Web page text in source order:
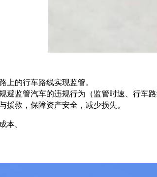
的行车路线实现监管。
监管汽车的违规行为（监管时速、行车路
救，保障资产安全，减少损失。
。